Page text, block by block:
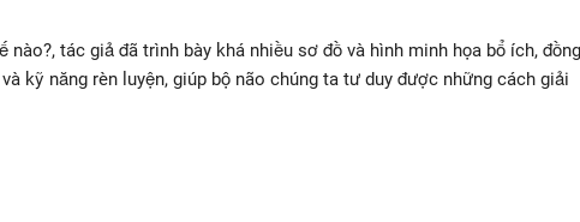
tác giả đã trình bày khá nhiều sơ đồ và hình minh họa bổ ích, đồng
kỹ năng rèn luyện, giúp bộ não chúng ta tư duy được những cách giải